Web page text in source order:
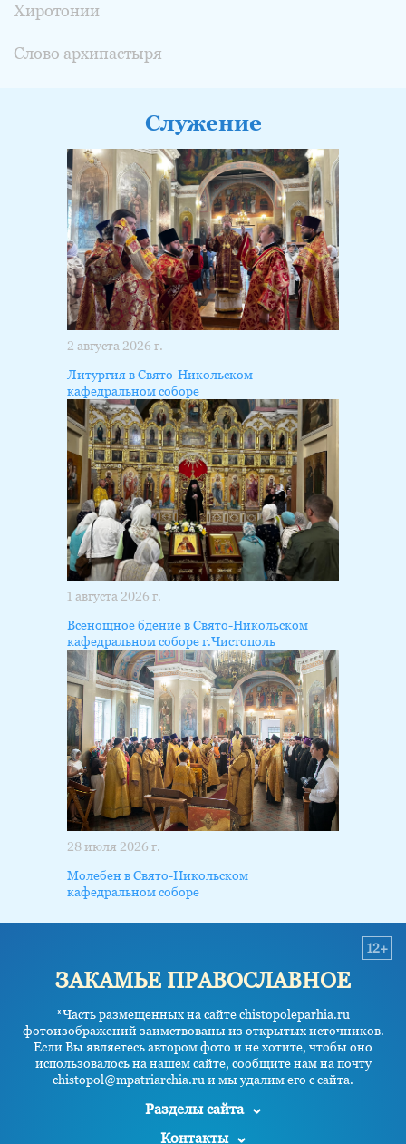
Хиротонии
Слово архипастыря
Служение
2 августа 2026 г.
Литургия в Свято-Никольском
кафедральном соборе
1 августа 2026 г.
Всенощное бдение в Свято-Никольском
кафедральном соборе г.Чистополь
28 июля 2026 г.
Молебен в Свято-Никольском
кафедральном соборе
ЗАКАМЬЕ ПРАВОСЛАВНОЕ
*Часть размещенных на сайте chistopoleparhia.ru
фотоизображений заимствованы из открытых источников.
Если Вы являетесь автором фото и не хотите, чтобы оно
использовалось на нашем сайте, сообщите нам на почту
chistopol@mpatriarchia.ru и мы удалим его с сайта.
12+
Разделы сайта
Контакты